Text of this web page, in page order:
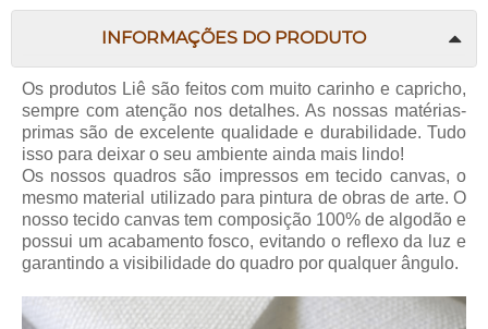
INFORMAÇÕES DO PRODUTO
Os produtos Liê são feitos com muito carinho e capricho,
sempre com atenção nos detalhes. As nossas matérias-
primas são de excelente qualidade e durabilidade. Tudo
isso para deixar o seu ambiente ainda mais lindo!
Os nossos quadros são impressos em tecido canvas, o
mesmo material utilizado para pintura de obras de arte. O
nosso tecido canvas tem composição 100% de algodão e
possui um acabamento fosco, evitando o reflexo da luz e
garantindo a visibilidade do quadro por qualquer ângulo.